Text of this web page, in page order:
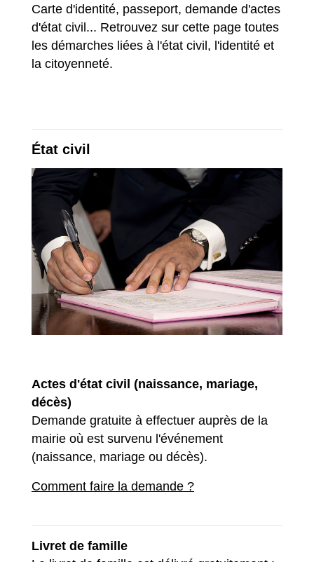
Carte d'identité, passeport, demande d'actes
d'état civil... Retrouvez sur cette page toutes
les démarches liées à l'état civil, l'identité et
la citoyenneté.
État civil
Actes d'état civil (naissance, mariage,
décès)
Demande gratuite à effectuer auprès de la
mairie où est survenu l'événement
(naissance, mariage ou décès).
Comment faire la demande ?
Livret de famille